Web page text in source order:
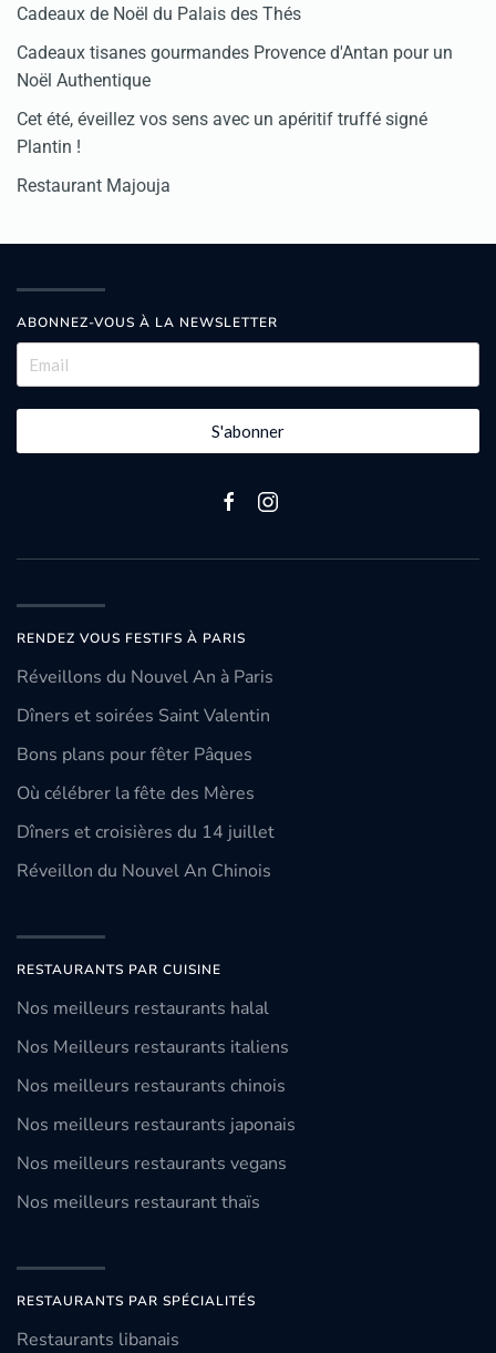
Cadeaux de Noël du Palais des Thés
Cadeaux tisanes gourmandes Provence d'Antan pour un
Noël Authentique
Cet été, éveillez vos sens avec un apéritif truffé signé
Plantin !
Restaurant Majouja
ABONNEZ-VOUS À LA NEWSLETTER
S'abonner
RENDEZ VOUS FESTIFS À PARIS
Réveillons du Nouvel An à Paris
Dîners et soirées Saint Valentin
Bons plans pour fêter Pâques
Où célébrer la fête des Mères
Dîners et croisières du 14 juillet
Réveillon du Nouvel An Chinois
RESTAURANTS PAR CUISINE
Nos meilleurs restaurants halal
Nos Meilleurs restaurants italiens
Nos meilleurs restaurants chinois
Nos meilleurs restaurants japonais
Nos meilleurs restaurants vegans
Nos meilleurs restaurant thaïs
RESTAURANTS PAR SPÉCIALITÉS
Restaurants libanais